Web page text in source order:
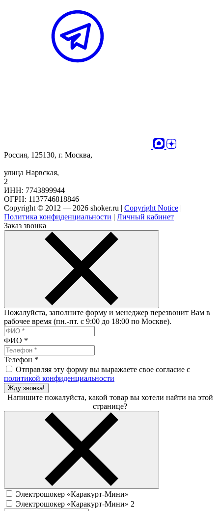
Россия, 125130, г. Москва,
улица Нарвская,
2
ИНН: 7743899944
ОГРН: 1137746818846
Copyright © 2012 — 2026 shoker.ru | Copyright Notice |
Политика конфиденциальности | Личный кабинет
Заказ звонка
Пожалуйста, заполните форму и менеджер перезвонит Вам в
рабочее время (пн.-пт. с 9:00 до 18:00 по Москве).
ФИО *
Телефон *
Отправляя эту форму вы выражаете свое согласие с
политикой конфиденциальности
Жду звонка!
Напишите пожалуйста, какой товар вы хотели найти на этой
странице?
Электрошокер «Каракурт-Мини»
Электрошокер «Каракурт-Мини» 2